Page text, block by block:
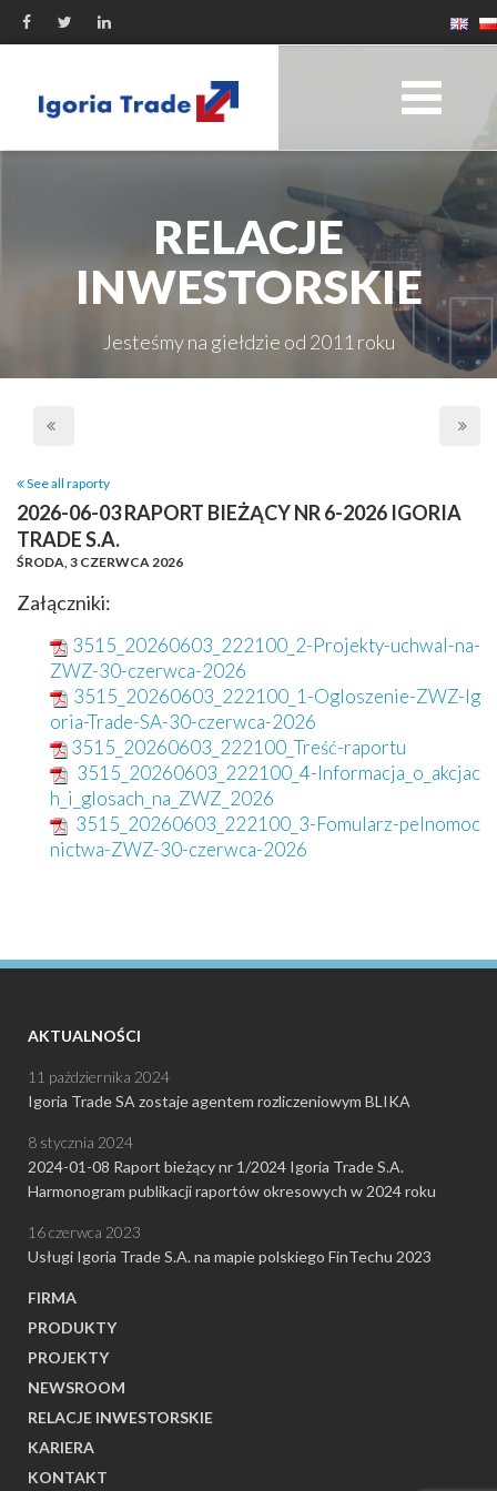
RELACJE
INWESTORSKIE
Jesteśmy na giełdzie od 2011 roku
See all raporty
2026-06-03 RAPORT BIEŻĄCY NR 6-2026 IGORIA
TRADE S.A.
ŚRODA,3 CZERWCA 2026
Załączniki:
3515_20260603_222100_2-Projekty-uchwal-na-
ZWZ-30-czerwca-2026
3515_20260603_222100_1-Ogloszenie-ZWZ-Ig
oria-Trade-SA-30-czerwca-2026
3515_20260603_222100_Treść-raportu
3515_20260603_222100_4-Informacja_o_akcjac
h_i_glosach_na_ZWZ_2026
3515_20260603_222100_3-Fomularz-pelnomoc
nictwa-ZWZ-30-czerwca-2026
AKTUALNOŚCI
Igoria Trade SA zostaje agentem rozliczeniowym BLIKA
11 października 2024
2024-01-08 Raport bieżący nr 1/2024 Igoria Trade S.A.
Harmonogram publikacji raportów okresowych w 2024 roku
8 stycznia 2024
Usługi Igoria Trade S.A. na mapie polskiego FinTechu 2023
16 czerwca 2023
FIRMA
PRODUKTY
PROJEKTY
NEWSROOM
RELACJE INWESTORSKIE
KARIERA
KONTAKT